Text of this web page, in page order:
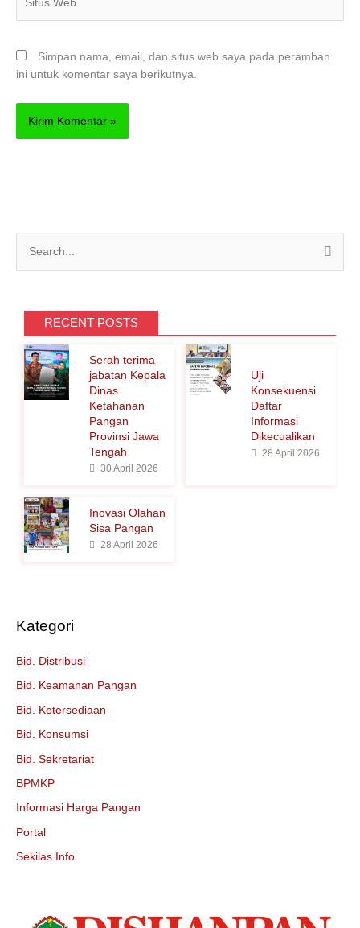
RECENT POSTS
Serah terima
jabatan Kepala
Dinas
Ketahanan
Pangan
Provinsi Jawa
Tengah
30 April 2026
Uji
Konsekuensi
Daftar
Informasi
Dikecualikan
28 April 2026
Inovasi Olahan
Sisa Pangan
28 April 2026
Kategori
Bid. Distribusi
Bid. Keamanan Pangan
Bid. Ketersediaan
Bid. Konsumsi
Bid. Sekretariat
BPMKP
Informasi Harga Pangan
Portal
Sekilas Info
Web
Simpan nama, email, dan situs web saya pada peramban
ini untuk komentar saya berikutnya.